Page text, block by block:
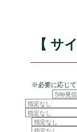
【 サ
※必要に応じ